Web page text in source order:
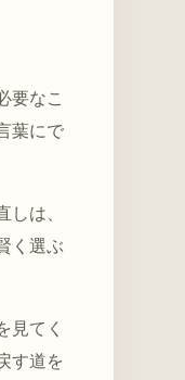
要なこ
葉にで
は、
く選ぶ
見てく
す道を